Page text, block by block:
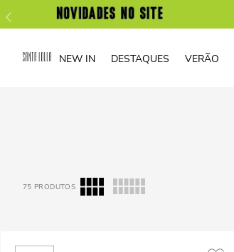
NEW IN DESTAQUES VERÃO
75 PRODUTOS